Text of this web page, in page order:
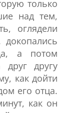
только
над тем,
оглядели
а потом
друг другу
как дойти
его отца.
как он